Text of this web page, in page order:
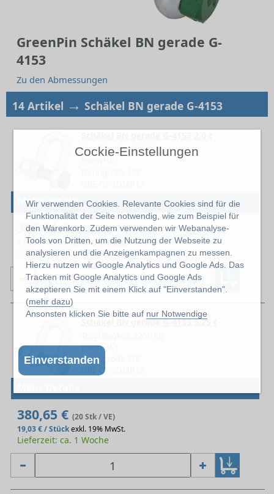
Cockie-Einstellungen
Wir verwenden Cookies. Relevante Cookies sind für die
Funktionalität der Seite notwendig, wie zum Beispiel für
den Warenkorb. Zudem verwenden wir Webanalyse-
Tools von Dritten, um die Nutzung der Webseite zu
analysieren und die Anzeigenkampagnen zu messen.
Hierzu nutzen wir Google Analytics und Google Ads. Das
Tracken mit Google Analytics und Google Ads
akzeptieren Sie mit einem Klick auf "Einverstanden".
(mehr dazu)
Ansonsten klicken Sie bitte auf nur Notwendige
Einverstanden
GreenPin Schäkel BN gerade G-
4153
Zu den Abmessungen
14 Artikel → Schäkel BN gerade G-4153
Tragfähigkeit 2000 kg
Mehr Details
326,61 €(25 Stk / VE)
13,06 € / Stückexkl. 19% MwSt.
Lieferzeit: ca. 1 Woche
Schäkel BN gerade G-4153 3.25 t
Form HC1
Nenngröße 5/8"
GRE-GPGDMB16
380,65 € (20 Stk / VE)
19,03 € / Stückexkl. 19% MwSt.
Lieferzeit: ca. 1 Woche